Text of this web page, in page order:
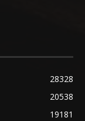
28328
20538
19181